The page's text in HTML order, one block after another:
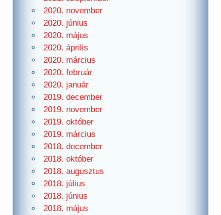
2020. november
2020. június
2020. május
2020. április
2020. március
2020. február
2020. január
2019. december
2019. november
2019. október
2019. március
2018. december
2018. október
2018. augusztus
2018. július
2018. június
2018. május